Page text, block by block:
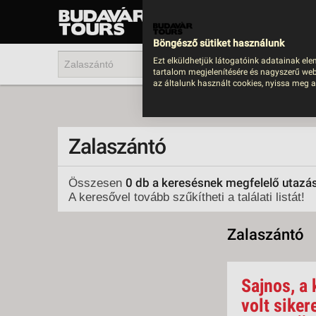
UTAZÁS
Zalaszántó
Összesen 0 db a keresésnek megfelelő
A keresővel tovább szűkítheti a találati listát!
Zalaszántó
Sajnos, a
volt
Böngésző sütiket használunk
Ezt elküldhetjük látogatóink adatainak
tartalom megjelenítésére és nagyszerű
az általunk használt cookies, nyissa meg